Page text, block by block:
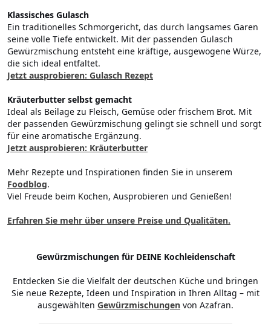
Klassisches Gulasch
Ein traditionelles Schmorgericht, das durch langsames Garen
seine volle Tiefe entwickelt. Mit der passenden Gulasch
Gewürzmischung entsteht eine kräftige, ausgewogene Würze,
die sich ideal entfaltet.
Jetzt ausprobieren: Gulasch Rezept
Kräuterbutter selbst gemacht
Ideal als Beilage zu Fleisch, Gemüse oder frischem Brot. Mit
der passenden Gewürzmischung gelingt sie schnell und sorgt
für eine aromatische Ergänzung.
Jetzt ausprobieren: Kräuterbutter
Mehr Rezepte und Inspirationen finden Sie in unserem
Foodblog.
Viel Freude beim Kochen, Ausprobieren und Genießen!
Erfahren Sie mehr über unsere Preise und Qualitäten.
Gewürzmischungen für DEINE Kochleidenschaft
Entdecken Sie die Vielfalt der deutschen Küche und bringen
Sie neue Rezepte, Ideen und Inspiration in Ihren Alltag – mit
ausgewählten Gewürzmischungen von Azafran.